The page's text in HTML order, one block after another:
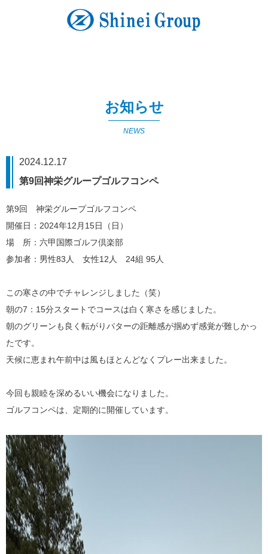
お知らせ
NEWS
2024.12.17
第9回神栄グループゴルフコンペ
第9回 神栄グループゴルフコンペ
開催日：2024年12月15日（日）
場 所：六甲国際ゴルフ倶楽部
参加者：男性83人 女性12人 24組 95人
この寒さの中でチャレンジしました（笑）
朝の7：15分スタートでコースは白く寒さを感じました。
朝のグリーンも良く転がりパターの距離感が掴めず感覚が難しかっ
たです。
天候に恵まれ午前中は風もほとんどなくプレー出来ました。
今回も親睦を深めるいい機会になりました。
ゴルフコンペは、定期的に開催しています。